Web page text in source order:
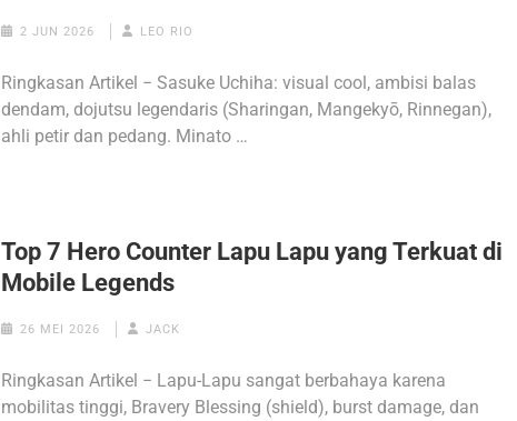
2 JUN 2026 LEO RIO
Ringkasan Artikel − Sasuke Uchiha: visual cool, ambisi balas
dendam, dojutsu legendaris (Sharingan, Mangekyō, Rinnegan),
ahli petir dan pedang. Minato …
Top 7 Hero Counter Lapu Lapu yang Terkuat di
Mobile Legends
26 MEI 2026 JACK
Ringkasan Artikel − Lapu-Lapu sangat berbahaya karena
mobilitas tinggi, Bravery Blessing (shield), burst damage, dan